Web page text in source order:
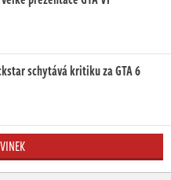
schytává kritiku za GTA 6